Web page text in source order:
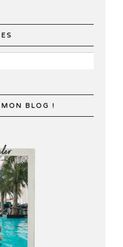
MON BLOG !